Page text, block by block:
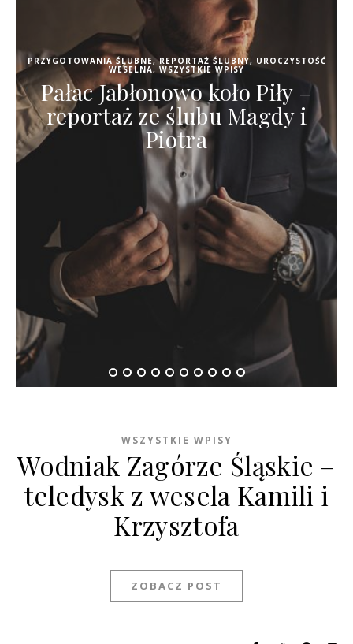
PRZYGOTOWANIA ŚLUBNE,REPORTAŻ ŚLUBNY, UROCZYSTOŚĆ
WESELNA, WSZYSTKIE WPISY
Pałac Jabłonowo koło Piły –
reportaż ze ślubu Magdy i
Piotra
WSZYSTKIE WPISY
Wodniak Zagórze Śląskie –
teledysk z wesela Kamili i
Krzysztofa
ZOBACZ POST